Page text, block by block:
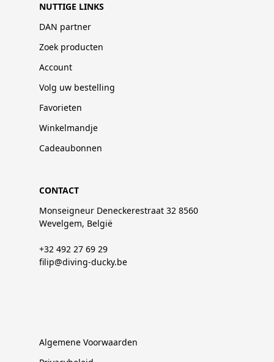
NUTTIGE LINKS
DAN partner
Zoek producten
Account
Volg uw bestelling
Favorieten
Winkelmandje
Cadeaubonnen
CONTACT
Monseigneur Deneckerestraat 32 8560
Wevelgem, België
+32 492 27 69 29
filip@diving-ducky.be
Algemene Voorwaarden